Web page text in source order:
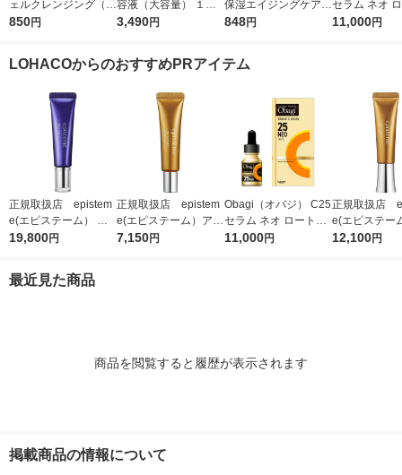
ェルクレンジング（大
容量） ２２０ｇ 良品
850円
容液（大容量） １０
０ｍＬ 良品計画
3,490円
保湿エイジングケアマ
スクEX 40枚入 大容量
848円
セラム ネオ
薬
11,000円
LOHACOからのおすすめPRアイテム
正規取扱店 epistem
e(エピステーム） ス
テムサイエンスアイ 1
19,800円
正規取扱店 epistem
e(エピステーム）アイ
パーフェクトショット
7,150円
Obagi（オバジ） C25
セラム ネオ ロート製
薬
11,000円
正規取扱店
e(エピステー
パーフェクト
12,100円
最近見た商品
商品を閲覧すると履歴が表示されます
掲載商品の情報について